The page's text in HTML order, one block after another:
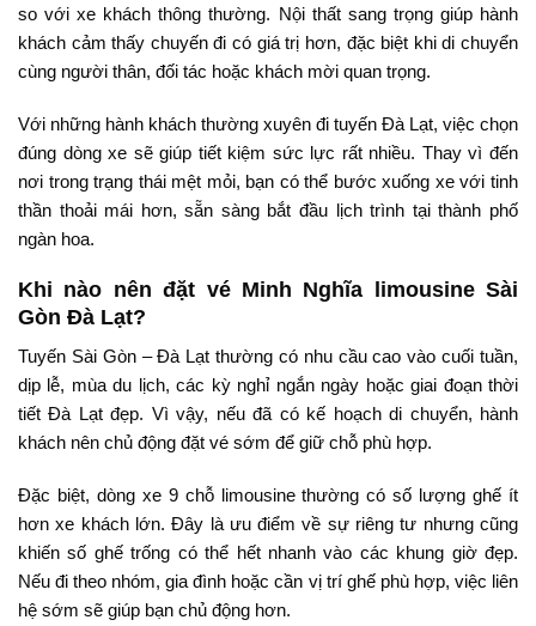
so với xe khách thông thường. Nội thất sang trọng giúp hành
khách cảm thấy chuyến đi có giá trị hơn, đặc biệt khi di chuyển
cùng người thân, đối tác hoặc khách mời quan trọng.
Với những hành khách thường xuyên đi tuyến Đà Lạt, việc chọn
đúng dòng xe sẽ giúp tiết kiệm sức lực rất nhiều. Thay vì đến
nơi trong trạng thái mệt mỏi, bạn có thể bước xuống xe với tinh
thần thoải mái hơn, sẵn sàng bắt đầu lịch trình tại thành phố
ngàn hoa.
Khi nào nên đặt vé Minh Nghĩa limousine Sài
Gòn Đà Lạt?
Tuyến Sài Gòn – Đà Lạt thường có nhu cầu cao vào cuối tuần,
dịp lễ, mùa du lịch, các kỳ nghỉ ngắn ngày hoặc giai đoạn thời
tiết Đà Lạt đẹp. Vì vậy, nếu đã có kế hoạch di chuyển, hành
khách nên chủ động đặt vé sớm để giữ chỗ phù hợp.
Đặc biệt, dòng xe 9 chỗ limousine thường có số lượng ghế ít
hơn xe khách lớn. Đây là ưu điểm về sự riêng tư nhưng cũng
khiến số ghế trống có thể hết nhanh vào các khung giờ đẹp.
Nếu đi theo nhóm, gia đình hoặc cần vị trí ghế phù hợp, việc liên
hệ sớm sẽ giúp bạn chủ động hơn.